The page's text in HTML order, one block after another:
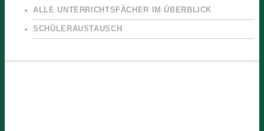
ALLE UNTERRICHTSFÄCHER IM ÜBERBLICK
SCHÜLERAUSTAUSCH